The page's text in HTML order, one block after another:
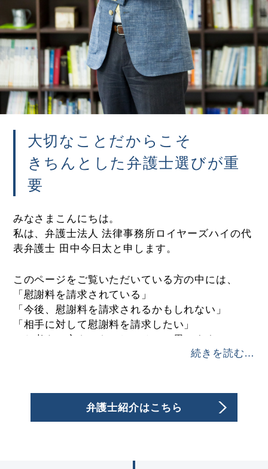
大切なことだからこそ
きちんとした弁護士選びが重
要
みなさまこんにちは。
私は、弁護士法人 法律事務所ロイヤーズハイの代
表弁護士 田中今日太と申します。
このページをご覧いただいている方の中には、
「慰謝料を請求されている」
「今後、慰謝料を請求されるかもしれない」
「相手に対して慰謝料を請求したい」
とお考えの方もいらっしゃるかと思います。
で冷静に話し合いを進めることが難しい場合もあ
続きを読む…
弁護士紹介はこちら